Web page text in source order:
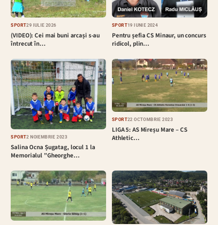
SPORT29 IULIE 2026
(VIDEO): Cei mai buni arcași s-au
întrecut în…
SPORT19 IUNIE 2024
Pentru șefia CS Minaur, un concurs
ridicol, plin…
SPORT2 NOIEMBRIE 2023
Salina Ocna Șugatag, locul 1 la
Memorialul ”Gheorghe…
SPORT22 OCTOMBRIE 2023
LIGA 5: AS Mireșu Mare – CS
Athletic…